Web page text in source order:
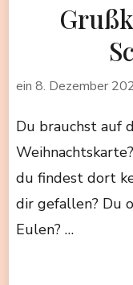
ein 8. Dezember
Du brauchst auf
du findest dort
dir gefallen? Du
Eulen? …